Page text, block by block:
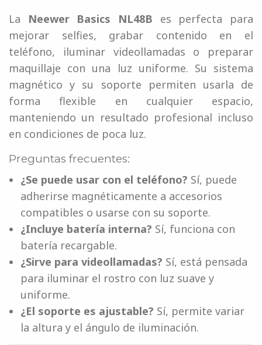
La Neewer Basics NL48B es perfecta para
mejorar selfies, grabar contenido en el
teléfono, iluminar videollamadas o preparar
maquillaje con una luz uniforme. Su sistema
magnético y su soporte permiten usarla de
forma flexible en cualquier espacio,
manteniendo un resultado profesional incluso
en condiciones de poca luz.
Preguntas frecuentes:
¿Se puede usar con el teléfono? Sí, puede
adherirse magnéticamente a accesorios
compatibles o usarse con su soporte.
¿Incluye batería interna? Sí, funciona con
batería recargable.
¿Sirve para videollamadas? Sí, está pensada
para iluminar el rostro con luz suave y
uniforme.
¿El soporte es ajustable? Sí, permite variar
la altura y el ángulo de iluminación.